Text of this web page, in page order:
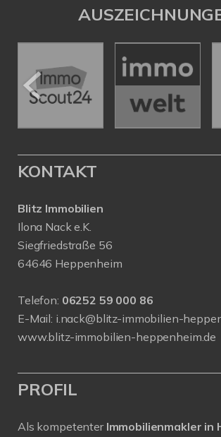
KONTAKT
Blitz Immobilien
Ilona Nack e.K.
Siegfriedstraße 56
64646 Heppenheim
Telefon: 06252 59 000 86
E-Mail: i.nack@blitz-immobilien-
www.blitz-immobilien-heppenheim.de
PROFIL
Als kompetenter Immobilienmakler in